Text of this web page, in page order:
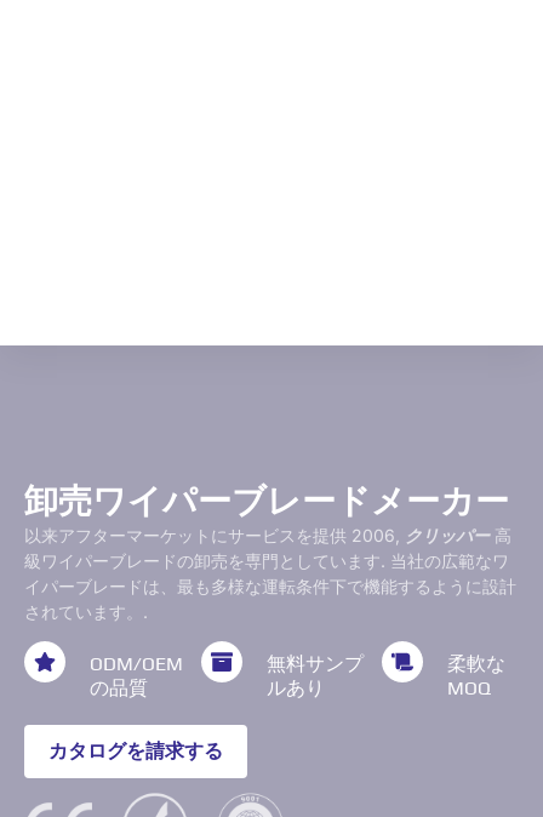
卸売ワイパーブレードメーカー
以来アフターマーケットにサービスを提供 2006, クリッパー高
級ワイパーブレードの卸売を専門としています. 当社の広範なワ
イパーブレードは、最も多様な運転条件下で機能するように設計
されています。.
ODM/OEM
の品質
無料サンプ
ルあり
柔軟な
MOQ
カタログを請求する